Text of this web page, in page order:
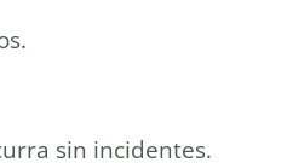
sin incidentes.